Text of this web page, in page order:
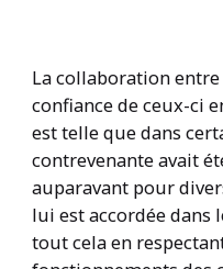
La collaboration
confiance de ceux-ci
est telle que dans
contrevenante avait
auparavant pour
lui est accordée dans
tout cela en